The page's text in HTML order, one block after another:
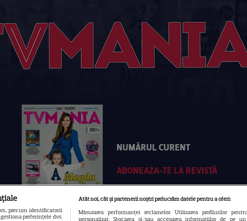
NUMĂRUL CURENT
ABONEAZA-TE LA REVISTĂ
precum identificatorii
preferințele dvs.
Atât noi, cât și partenerii noștri prelucrăm datele pentru a oferi:
Măsurarea performanței reclamelor. Utilizarea profilurilor
personalizat. Stocarea și/sau accesarea informațiilor de pe